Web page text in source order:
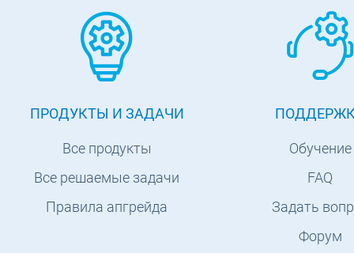
ПРОДУКТЫ И ЗАДАЧИ
Все продукты
Все решаемые задачи
Правила апгрейда
Обучение
FAQ
Задать
Форум